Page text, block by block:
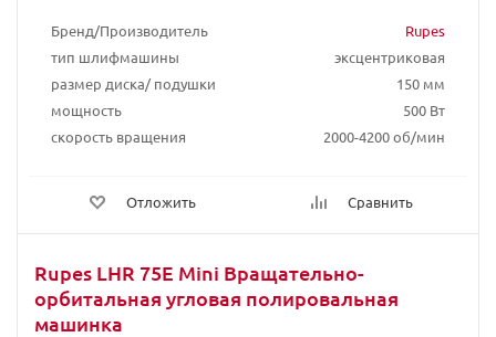
Бренд/Производитель
Rupes
тип шлифмашины
эксцентриковая
размер диска/ подушки
150 мм
мощность
500 Вт
скорость вращения
2000-4200 об/мин
Отложить Сравнить
Rupes LHR 75E Mini Вращательно-
орбитальная угловая полировальная
машинка